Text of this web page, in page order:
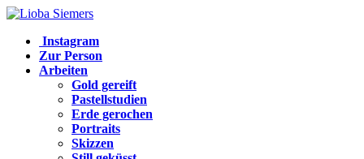
Lioba Siemers
Instagram
Zur Person
Arbeiten
Gold gereift
Pastellstudien
Erde gerochen
Portraits
Skizzen